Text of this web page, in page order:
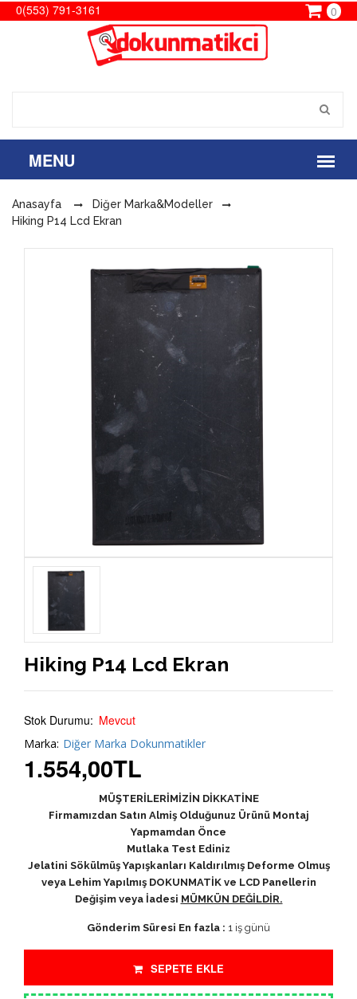
0(553) 791-3161 0
Anasayfa
Diğer Marka&Modeller
Hiking P14 Lcd Ekran
Hiking P14 Lcd Ekran
Stok Durumu: Mevcut
Marka: Diğer Marka Dokunmatikler
1.554,00TL
MÜŞTERİLERİMİZİN DİKKATİNE
Firmamızdan Satın Almiş Olduğunuz Ürünü Montaj
Yapmamdan Önce
Mutlaka Test Ediniz
Jelatini Sökülmüş Yapışkanları Kaldırılmış Deforme Olmuş
veya Lehim Yapılmış DOKUNMATİK ve LCD Panellerin
Değişim veya İadesi MÜMKÜN DEĞİLDİR.
Gönderim Süresi En fazla : 1 iş günü
SEPETE EKLE